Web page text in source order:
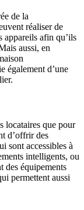
de la
réaliser de
appareils afin qu’ils
aussi, en
également d’une
locataires que pour
d’offrir des
sont accessibles à
intelligents, ou
des équipements
permettent aussi